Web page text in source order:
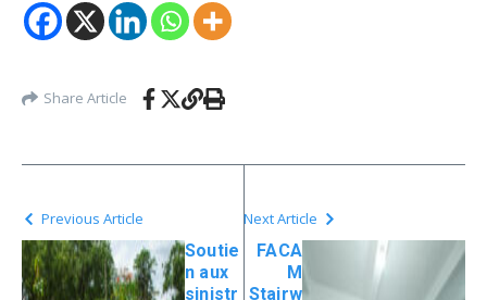
Share Article
Previous Article
Soutie
n aux
sinistr
Next Article
FACA
M
Stairw